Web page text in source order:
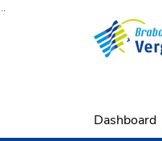
Ga naar de inhoud van deze
Dashboard